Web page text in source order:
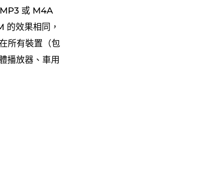
或 M4A
效果相同，
所有裝置（包
播放器、車用